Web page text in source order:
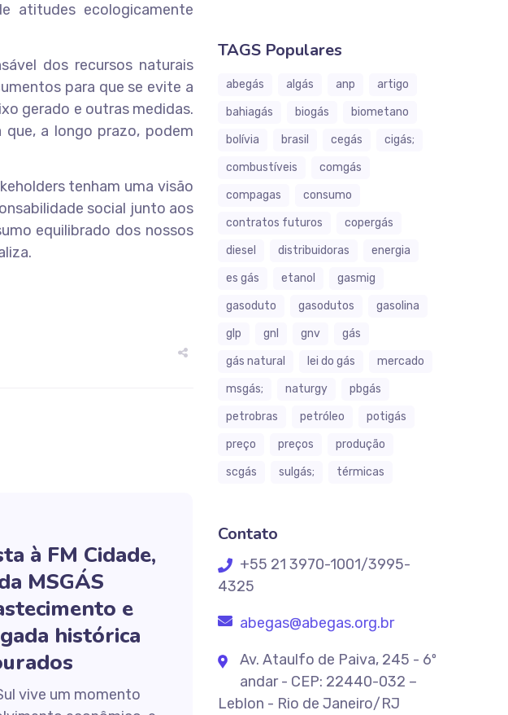
atitudes ecologicamente
dos recursos naturais
para que se evite a
gerado e outras medidas.
a longo prazo, podem
tenham uma visão
social junto aos
equilibrado dos nossos
à FM Cidade,
MSGÁS
e
histórica
vive um momento
TAGS Populares
abegás algás anp
artigo
bahiagás
biogás
biometano
bolívia
brasil cegás
cigás;
combustíveis
comgás
compagas
consumo
contratos futuros
copergás
diesel
distribuidoras
energia
es gás
etanol
gasmig
gasoduto
gasodutos
gasolina
glp
gnl gnv
gás
gás natural
lei do gás
mercado
msgás;
naturgy
pbgás
petrobras
petróleo
potigás
preço
preços
produção
scgás
sulgás; térmicas
Contato
+55 21 3970-1001/3995-
4325
abegas@abegas.org.br
Av. Ataulfo de Paiva, 245 - 6º
andar - CEP: 22440-032 –
Leblon - Rio de Janeiro/RJ